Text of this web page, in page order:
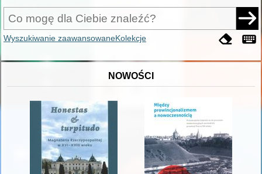
Wyszukiwanie zaawansowaneKolekcje
NOWOŚCI